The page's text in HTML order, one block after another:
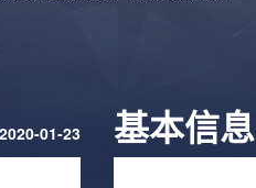
01-23 基本信息